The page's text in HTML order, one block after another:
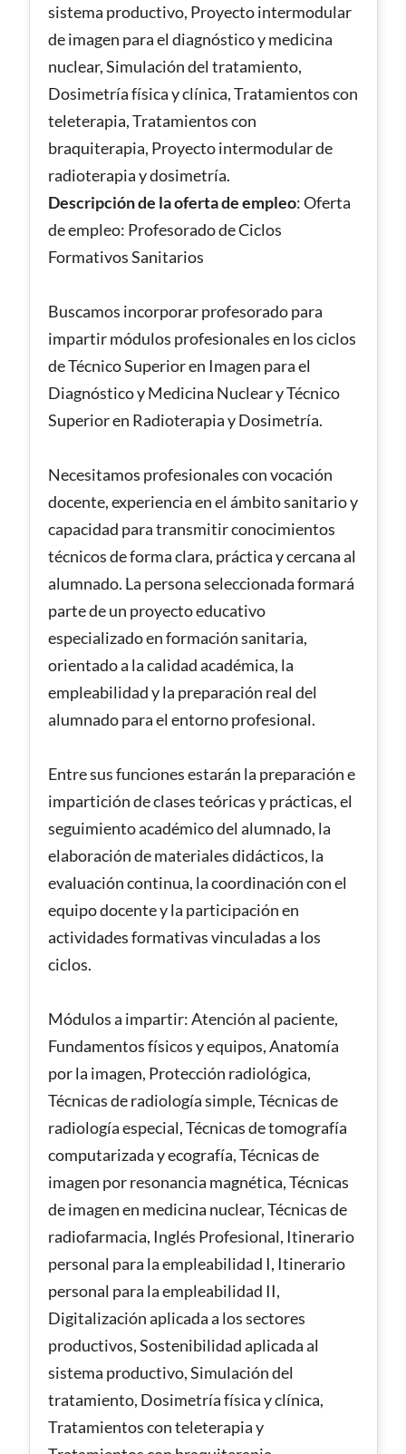
sistema productivo, Proyecto intermodular
de imagen para el diagnóstico y medicina
nuclear, Simulación del tratamiento,
Dosimetría física y clínica, Tratamientos con
teleterapia, Tratamientos con
braquiterapia, Proyecto intermodular de
radioterapia y dosimetría.
Descripción de la oferta de empleo: Oferta
de empleo: Profesorado de Ciclos
Formativos Sanitarios
Buscamos incorporar profesorado para
impartir módulos profesionales en los ciclos
de Técnico Superior en Imagen para el
Diagnóstico y Medicina Nuclear y Técnico
Superior en Radioterapia y Dosimetría.
Necesitamos profesionales con vocación
docente, experiencia en el ámbito sanitario y
capacidad para transmitir conocimientos
técnicos de forma clara, práctica y cercana al
alumnado. La persona seleccionada formará
parte de un proyecto educativo
especializado en formación sanitaria,
orientado a la calidad académica, la
empleabilidad y la preparación real del
alumnado para el entorno profesional.
Entre sus funciones estarán la preparación e
impartición de clases teóricas y prácticas, el
seguimiento académico del alumnado, la
elaboración de materiales didácticos, la
evaluación continua, la coordinación con el
equipo docente y la participación en
actividades formativas vinculadas a los
ciclos.
Módulos a impartir: Atención al paciente,
Fundamentos físicos y equipos, Anatomía
por la imagen, Protección radiológica,
Técnicas de radiología simple, Técnicas de
radiología especial, Técnicas de tomografía
computarizada y ecografía, Técnicas de
imagen por resonancia magnética, Técnicas
de imagen en medicina nuclear, Técnicas de
radiofarmacia, Inglés Profesional, Itinerario
personal para la empleabilidad I, Itinerario
personal para la empleabilidad II,
Digitalización aplicada a los sectores
productivos, Sostenibilidad aplicada al
sistema productivo, Simulación del
tratamiento, Dosimetría física y clínica,
Tratamientos con teleterapia y